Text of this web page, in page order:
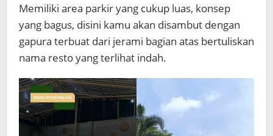
Memiliki area parkir yang cukup luas, konsep
yang bagus, disini kamu akan disambut dengan
gapura terbuat dari jerami bagian atas bertuliskan
nama resto yang terlihat indah.